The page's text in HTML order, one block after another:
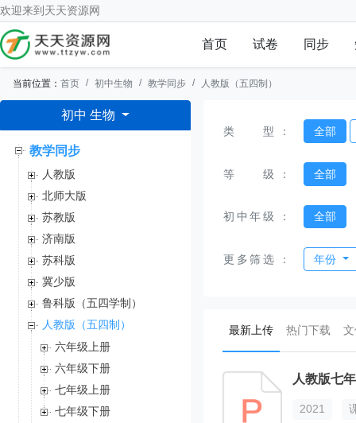
欢迎来到 天天资源网
首页 试卷 同步
当前位置： 首页 初中生物 教学同步 人教版（五四制）
初中 生物
教学同步
人教版
北师大版
苏教版
济南版
苏科版
冀少版
鲁科版（五四学制）
人教版（五四制）
六年级上册
六年级下册
七年级上册
七年级下册
类型 ： 全部
等级 ： 全部
初中年级 ： 全部
更多筛选 ： 年份
最新上传(current)
热门下载
人教版七
2021